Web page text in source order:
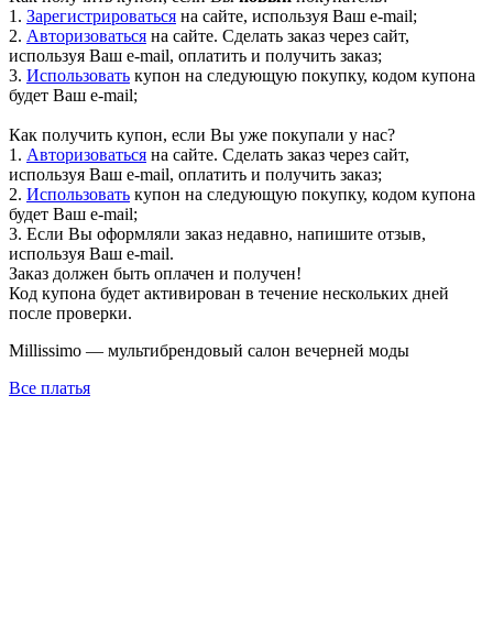
1. Зарегистрироваться на сайте, используя Ваш e-mail;
2. Авторизоваться на сайте. Сделать заказ через сайт,
используя Ваш e-mail, оплатить и получить заказ;
3. Использовать купон на следующую покупку, кодом купона
будет Ваш e-mail;
Как получить купон, если Вы уже покупали у нас?
1. Авторизоваться на сайте. Сделать заказ через сайт,
используя Ваш e-mail, оплатить и получить заказ;
2. Использовать купон на следующую покупку, кодом купона
будет Ваш e-mail;
3. Если Вы оформляли заказ недавно, напишите отзыв,
используя Ваш e-mail.
Заказ должен быть оплачен и получен!
Код купона будет активирован в течение нескольких дней
после проверки.
Millissimo — мультибрендовый салон вечерней моды
Все платья